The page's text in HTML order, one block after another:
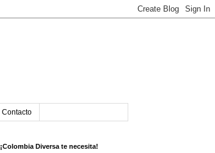
Contacto
¡Colombia Diversa te necesita!